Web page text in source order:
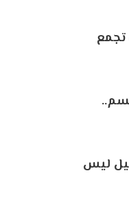
تجمع
ليس